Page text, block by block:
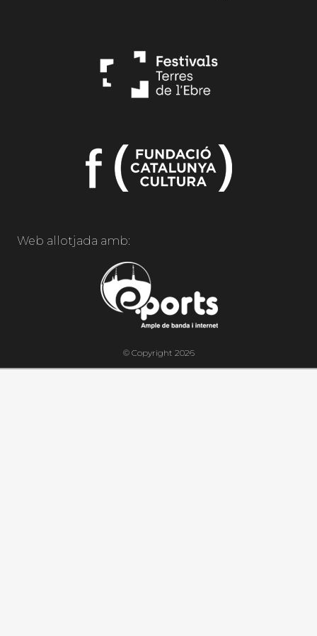
Web allotjada amb:
© Copyright 2026